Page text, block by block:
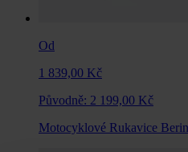
Od
1 839,00 Kč
Původně: 2 199,00 Kč
Motocyklové Rukavice